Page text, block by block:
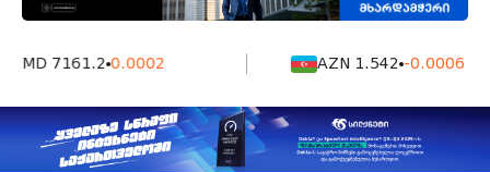
AMD 7161.2 0.0002 AZN 1.542 -0.0006